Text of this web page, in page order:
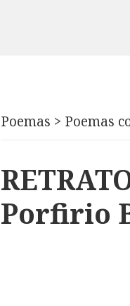
Poemas > Poemas
Porfirio